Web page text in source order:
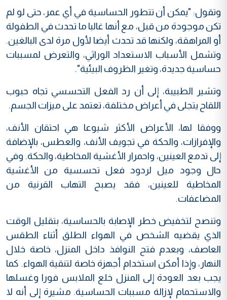
وتقول: "يمكن أن تتطور الحساسية في أي عمر، حتى لو لم
تكن موجودة من قبل، مع أنها غالبا ما تحدث في الطفولة
أو المراهقة، ولكنها قد تحدث أيضا لأول مرة لدى البالغين.
وتشمل الأسباب الاستعداد الوراثي، والتعرض لمسببات
حساسية جديدة، وتغير الظروف البيئية".
وتشير الطبيبة، إلى أن رد الفعل التحسسي تجاه حبوب
اللقاح يتجلى في أعراض مختلفة، تعتمد على ميزات الجسم.
ووفقا لها، الأعراض الأكثر شيوعا هي احتقان الأنف،
والإفرازات، والحكة في تجويف الأنف، والعطس، بالإضافة
إلى تدمع العينين، واحمرار الأغشية المخاطية، والحكة. وفي
حال وجود ميل لردود فعل تحسسية من الأغشية
المخاطية للعينين، فقد يصبح التهاب القرنية من
المضاعفات.
وتنصح لتخفيض خطر الإصابة بالحساسية، بتقليل الوقت
الذي يقضيه الشخص في الهواء الطلق أثناء الطقس
العاصف، وبعدم فتح النوافذ داخل المنزل، خاصة خلال
النهار، وإذا أمكن استخدام أجهزة خاصة لتنقية الهواء. كما
يجب بعد العودة إلى المنزل خلع الملابس فورا وغسلها
والاستحمام لإزالة مسببات الحساسية. مشيرة إلى أنه لا